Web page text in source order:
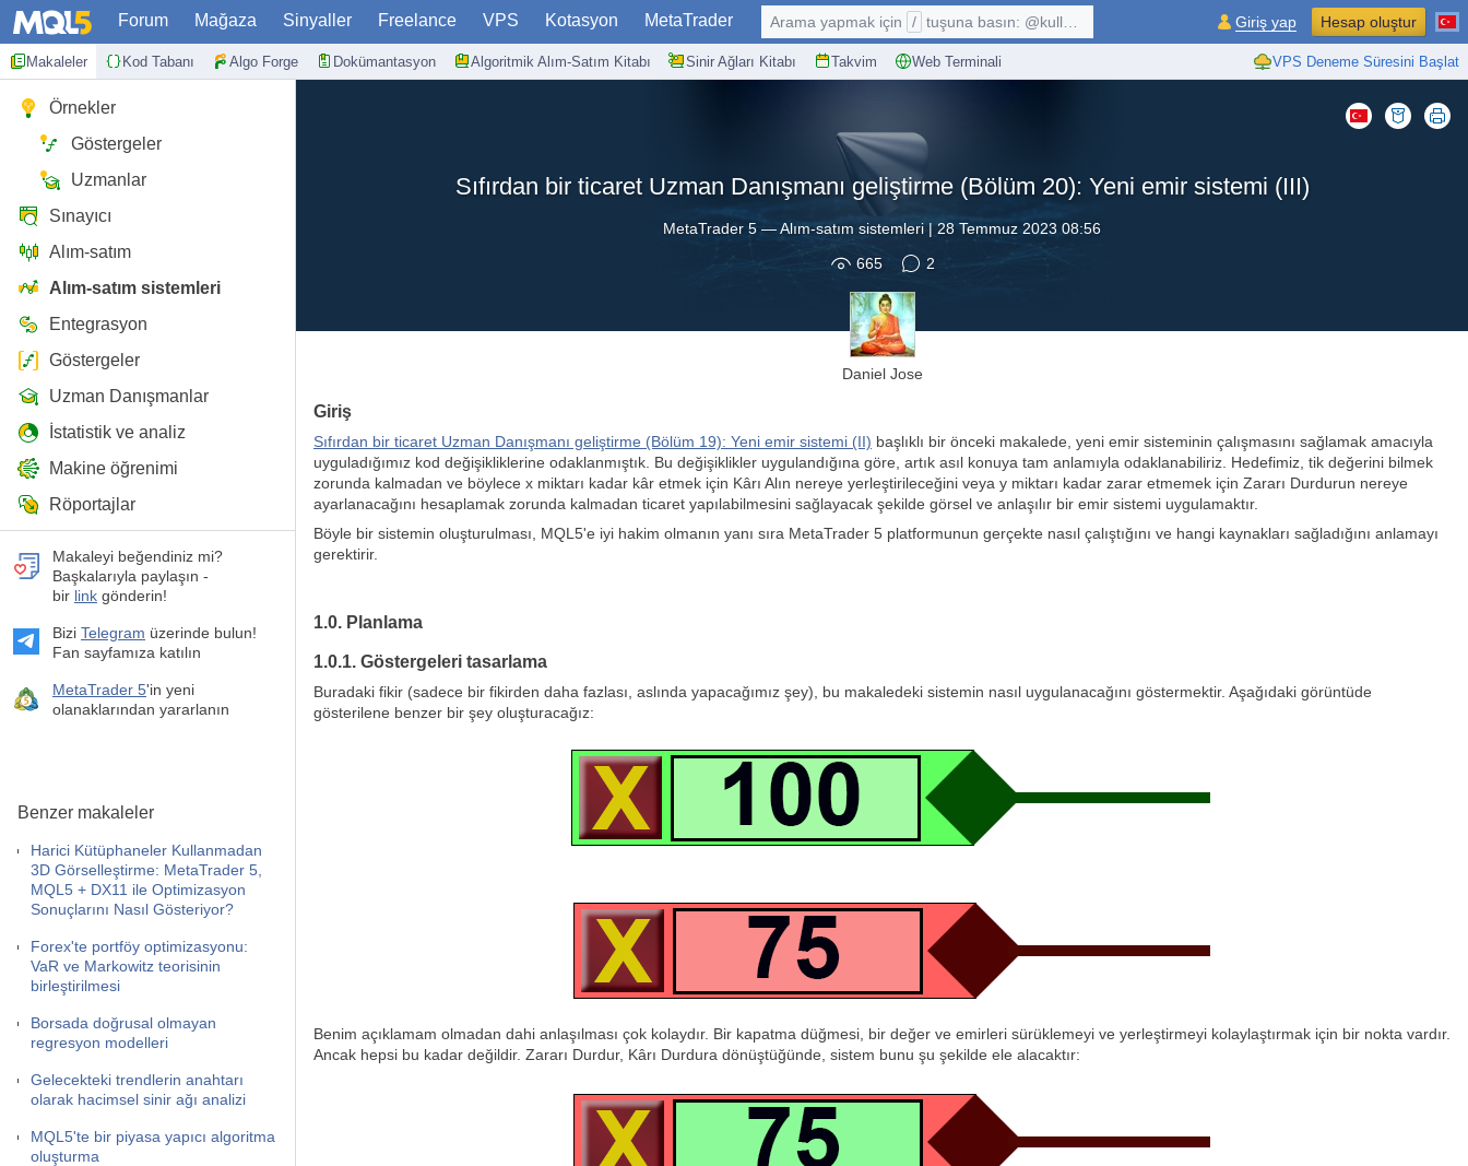
Forum Mağaza Sinyaller Freelance VPS Kotasyon MetaTrader
Makaleler Kod Tabanı Algo Forge Dokümantasyon Algoritmik Alım-Satım Kitabı Sinir Ağları Kitabı Takvim Web Terminali VPS Deneme Süresini Başlat
Arama yapmak için / tuşuna basın: @kullanıcı, $sembol, ... Giriş yap Hesap oluştur
Örnekler
Göstergeler
Uzmanlar
Sınayıcı
Alım-satım
Alım-satım sistemleri
Entegrasyon
Göstergeler
Uzman Danışmanlar
İstatistik ve analiz
Makine öğrenimi
Röportajlar
Makaleyi beğendiniz mi?
Başkalarıyla paylaşın -
bir link gönderin!
Bizi Telegram üzerinde bulun!
Fan sayfamıza katılın
MetaTrader 5'in yeni
olanaklarından yararlanın
Benzer makaleler
Harici Kütüphaneler Kullanmadan
3D Görselleştirme: MetaTrader 5,
MQL5 + DX11 ile Optimizasyon
Sonuçlarını Nasıl Gösteriyor?
Forex'te portföy optimizasyonu:
VaR ve Markowitz teorisinin
birleştirilmesi
Borsada doğrusal olmayan
regresyon modelleri
Gelecekteki trendlerin anahtarı
olarak hacimsel sinir ağı analizi
MQL5'te bir piyasa yapıcı algoritma
oluşturma
Sıfırdan bir ticaret Uzman Danışmanı geliştirme (Bölüm 20): Yeni emir sistemi (III)
MetaTrader 5 —Alım-satım sistemleri|28 Temmuz 2023 08:56
665
2
Daniel Jose
Giriş
Sıfırdan bir ticaret Uzman Danışmanı geliştirme (Bölüm 19): Yeni emir sistemi (II) başlıklı bir önceki makalede, yeni emir sisteminin çalışmasını sağlamak amacıyla
uyguladığımız kod değişikliklerine odaklanmıştık. Bu değişiklikler uygulandığına göre, artık asıl konuya tam anlamıyla odaklanabiliriz. Hedefimiz, tik değerini bilmek
zorunda kalmadan ve böylece x miktarı kadar kâr etmek için Kârı Alın nereye yerleştirileceğini veya y miktarı kadar zarar etmemek için Zararı Durdurun nereye
ayarlanacağını hesaplamak zorunda kalmadan ticaret yapılabilmesini sağlayacak şekilde görsel ve anlaşılır bir emir sistemi uygulamaktır.
Böyle bir sistemin oluşturulması, MQL5'e iyi hakim olmanın yanı sıra MetaTrader 5 platformunun gerçekte nasıl çalıştığını ve hangi kaynakları sağladığını anlamayı
gerektirir.
1.0. Planlama
1.0.1. Göstergeleri tasarlama
Buradaki fikir (sadece bir fikirden daha fazlası, aslında yapacağımız şey), bu makaledeki sistemin nasıl uygulanacağını göstermektir. Aşağıdaki görüntüde
gösterilene benzer bir şey oluşturacağız:
Benim açıklamam olmadan dahi anlaşılması çok kolaydır. Bir kapatma düğmesi, bir değer ve emirleri sürüklemeyi ve yerleştirmeyi kolaylaştırmak için bir nokta vardır.
Ancak hepsi bu kadar değildir. Zararı Durdur, Kârı Durdura dönüştüğünde, sistem bunu şu şekilde ele alacaktır: